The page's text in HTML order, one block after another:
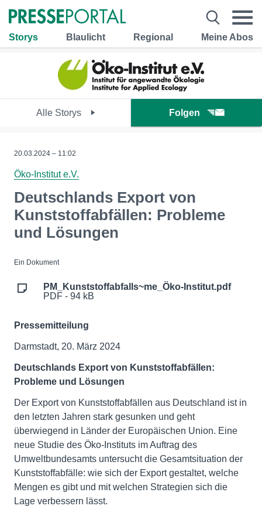
Storys Blaulicht Regional Meine Abos
Alle Storys Folgen
20.03.2024 – 11:02
Öko-Institut e.V.
Deutschlands Export von
Kunststoffabfällen: Probleme
und Lösungen
Ein Dokument
PM_Kunststoffabfalls~me_Öko-Institut.pdf
PDF - 94 kB
Pressemitteilung
Darmstadt, 20. März 2024
Deutschlands Export von Kunststoffabfällen:
Probleme und Lösungen
Der Export von Kunststoffabfällen aus Deutschland ist in
den letzten Jahren stark gesunken und geht
überwiegend in Länder der Europäischen Union. Eine
neue Studie des Öko-Instituts im Auftrag des
Umweltbundesamts untersucht die Gesamtsituation der
Kunststoffabfälle: wie sich der Export gestaltet, welche
Mengen es gibt und mit welchen Strategien sich die
Lage verbessern lässt.